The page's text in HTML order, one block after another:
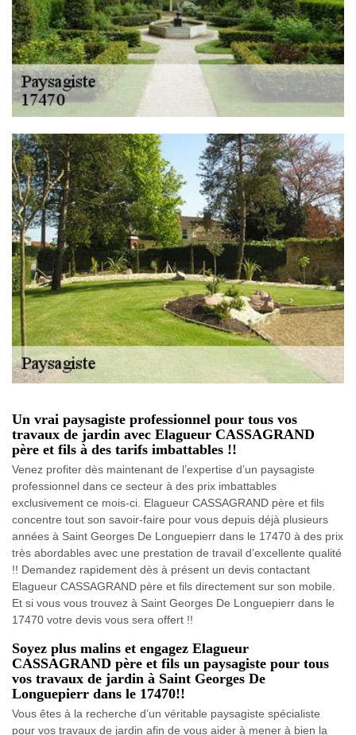
Un vrai paysagiste professionnel pour tous vos
travaux de jardin avec Elagueur CASSAGRAND
père et fils à des tarifs imbattables !!
Venez profiter dès maintenant de l’expertise d’un paysagiste
professionnel dans ce secteur à des prix imbattables
exclusivement ce mois-ci. Elagueur CASSAGRAND père et fils
concentre tout son savoir-faire pour vous depuis déjà plusieurs
années à Saint Georges De Longuepierr dans le 17470 à des prix
très abordables avec une prestation de travail d’excellente qualité
!! Demandez rapidement dès à présent un devis contactant
Elagueur CASSAGRAND père et fils directement sur son mobile.
Et si vous vous trouvez à Saint Georges De Longuepierr dans le
17470 votre devis vous sera offert !!
Soyez plus malins et engagez Elagueur
CASSAGRAND père et fils un paysagiste pour tous
vos travaux de jardin à Saint Georges De
Longuepierr dans le 17470!!
Vous êtes à la recherche d’un véritable paysagiste spécialiste
pour vos travaux de jardin afin de vous aider à mener à bien la